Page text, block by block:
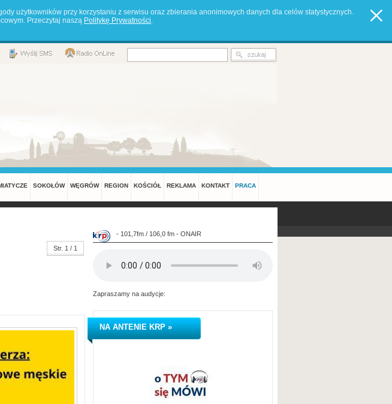
użytkowników przy korzystaniu z serwisu oraz zbierania anonimowych danych dla celów statystycznych.
Przeczytaj naszą Politykę Prywatności.
SOKOŁÓW WĘGRÓW REGION KOŚCIÓŁ REKLAMA KONTAKT PRACA
Str. 1 / 1
- 101,7fm / 106,0 fm - ONAIR
Zapraszamy na audycje:
NA ANTENIE KRP »